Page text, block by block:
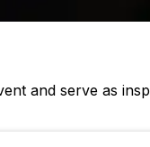
and serve as